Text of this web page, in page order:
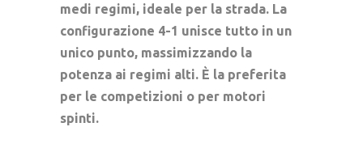
medi regimi, ideale per la strada. La
configurazione 4-1 unisce tutto in un
unico punto, massimizzando la
potenza ai regimi alti. È la preferita
per le competizioni o per motori
spinti.